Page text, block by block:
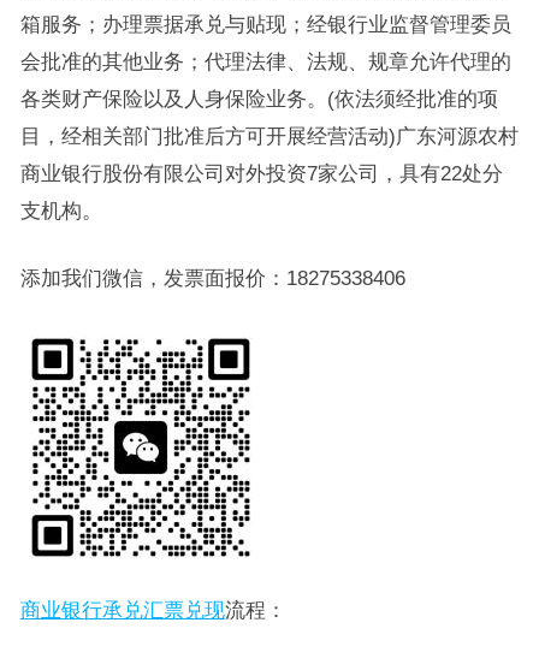
箱服务；办理票据承兑与贴现；经银行业监督管理委员
会批准的其他业务；代理法律、法规、规章允许代理的
各类财产保险以及人身保险业务。(依法须经批准的项
目，经相关部门批准后方可开展经营活动)广东河源农村
商业银行股份有限公司对外投资7家公司，具有22处分
支机构。
添加我们微信，发票面报价：18275338406
商业银行承兑汇票兑现流程：